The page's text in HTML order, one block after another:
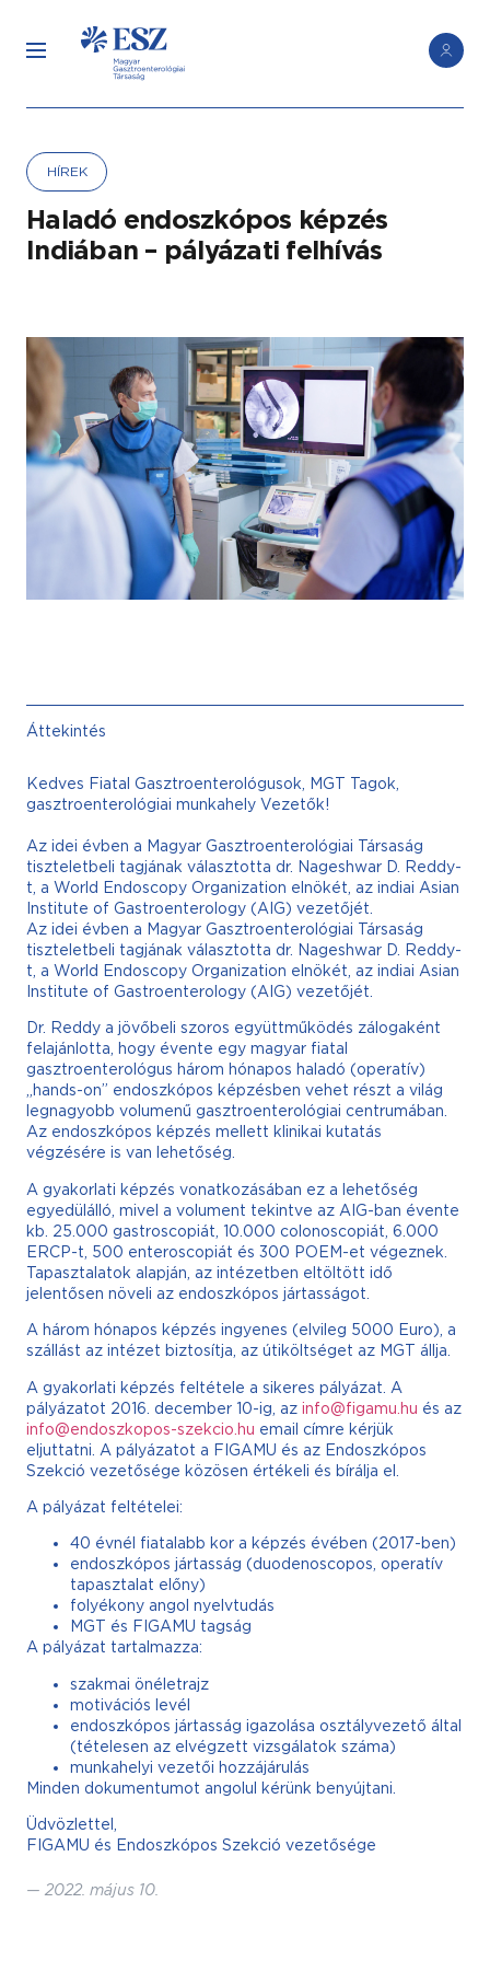
HÍREK
Haladó endoszkópos képzés
Indiában – pályázati felhívás
Áttekintés
Kedves Fiatal Gasztroenterológusok, MGT Tagok,
gasztroenterológiai munkahely Vezetők!
Az idei évben a Magyar Gasztroenterológiai Társaság
tiszteletbeli tagjának választotta dr. Nageshwar D. Reddy-
t, a World Endoscopy Organization elnökét, az indiai Asian
Institute of Gastroenterology (AIG) vezetőjét.
Az idei évben a Magyar Gasztroenterológiai Társaság
tiszteletbeli tagjának választotta dr. Nageshwar D. Reddy-
t, a World Endoscopy Organization elnökét, az indiai Asian
Institute of Gastroenterology (AIG) vezetőjét.
Dr. Reddy a jövőbeli szoros együttműködés zálogaként
felajánlotta, hogy évente egy magyar fiatal
gasztroenterológus három hónapos haladó (operatív)
„hands-on” endoszkópos képzésben vehet részt a világ
legnagyobb volumenű gasztroenterológiai centrumában.
Az endoszkópos képzés mellett klinikai kutatás
végzésére is van lehetőség.
A gyakorlati képzés vonatkozásában ez a lehetőség
egyedülálló, mivel a volument tekintve az AIG-ban évente
kb. 25.000 gastroscopiát, 10.000 colonoscopiát, 6.000
ERCP-t, 500 enteroscopiát és 300 POEM-et végeznek.
Tapasztalatok alapján, az intézetben eltöltött idő
jelentősen növeli az endoszkópos jártasságot.
A három hónapos képzés ingyenes (elvileg 5000 Euro), a
szállást az intézet biztosítja, az útiköltséget az MGT állja.
A gyakorlati képzés feltétele a sikeres pályázat. A
pályázatot 2016. december 10-ig, az info@figamu.hu és az
info@endoszkopos-szekcio.hu email címre kérjük
eljuttatni. A pályázatot a FIGAMU és az Endoszkópos
Szekció vezetősége közösen értékeli és bírálja el.
A pályázat feltételei:
40 évnél fiatalabb kor a képzés évében (2017-ben)
endoszkópos jártasság (duodenoscopos, operatív
tapasztalat előny)
folyékony angol nyelvtudás
MGT és FIGAMU tagság
A pályázat tartalmazza:
szakmai önéletrajz
motivációs levél
endoszkópos jártasság igazolása osztályvezető által
(tételesen az elvégzett vizsgálatok száma)
munkahelyi vezetői hozzájárulás
Minden dokumentumot angolul kérünk benyújtani.
Üdvözlettel,
FIGAMU és Endoszkópos Szekció vezetősége
— 2022. május 10.